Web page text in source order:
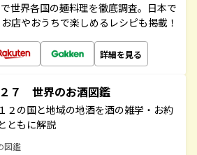
世界各国の麺料理を徹底調査。日本で
店やおうちで楽しめるレシピも掲載！
詳細を見る
７ 世界のお酒図鑑
２の国と地域の地酒を酒の雑学・お約
ともに解説
図鑑